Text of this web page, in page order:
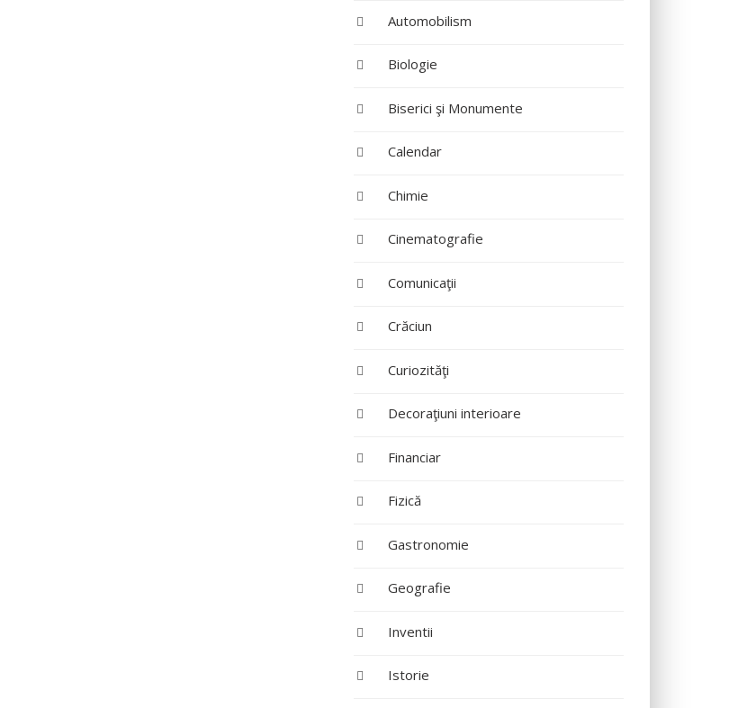
Automobilism
Biologie
Biserici şi Monumente
Calendar
Chimie
Cinematografie
Comunicaţii
Crăciun
Curiozităţi
Decoraţiuni interioare
Financiar
Fizică
Gastronomie
Geografie
Inventii
Istorie